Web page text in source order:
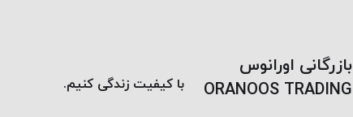
بازرگانی اورانوس
ORANOOS TRADING
با کیفیت زندگی کنیم.